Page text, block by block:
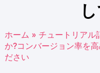
ホーム » チュートリアル
か?コンバージョン率を
ださい